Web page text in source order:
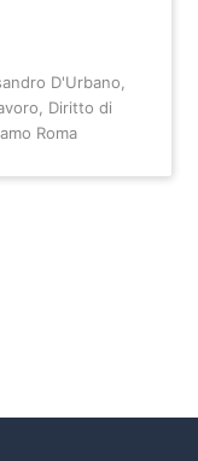
D'Urbano
Diritto di
Roma